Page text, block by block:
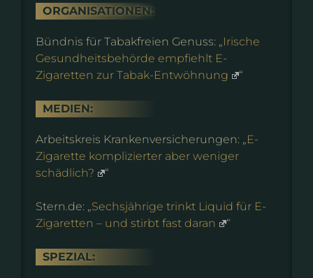
ORGANISATIONEN:
Bündnis für Tabakfreien Genuss: „ Irische
Gesundheitsbehörde empfiehlt E-
Zigaretten zur Tabak-Entwöhnung
“
MEDIEN:
Arbeitskreis Krankenversicherungen: „ E-
Zigarette komplizierter aber weniger
schädlich?
“
Stern.de: „ Sechsjährige trinkt Liquid für E-
Zigaretten – und stirbt fast daran
“
SPEZIAL: